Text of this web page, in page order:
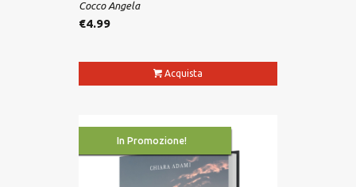
Cocco Angela
€4.99
Acquista
In Promozione!